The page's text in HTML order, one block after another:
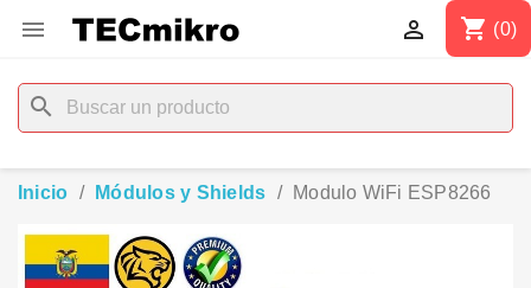
 shopping_cart (0)

search
Inicio Módulos y Shields Modulo WiFi ESP8266